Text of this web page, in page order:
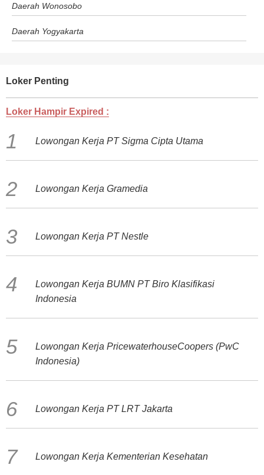
Daerah Wonosobo
Daerah Yogyakarta
Loker Penting
Loker Hampir Expired :
Lowongan Kerja PT Sigma Cipta Utama
Lowongan Kerja Gramedia
Lowongan Kerja PT Nestle
Lowongan Kerja BUMN PT Biro Klasifikasi
Indonesia
Lowongan Kerja PricewaterhouseCoopers (PwC
Indonesia)
Lowongan Kerja PT LRT Jakarta
Lowongan Kerja Kementerian Kesehatan